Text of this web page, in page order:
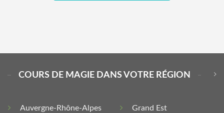
COURS DE MAGIE DANS VOTRE RÉGION
Auvergne-Rhône-Alpes Grand Est